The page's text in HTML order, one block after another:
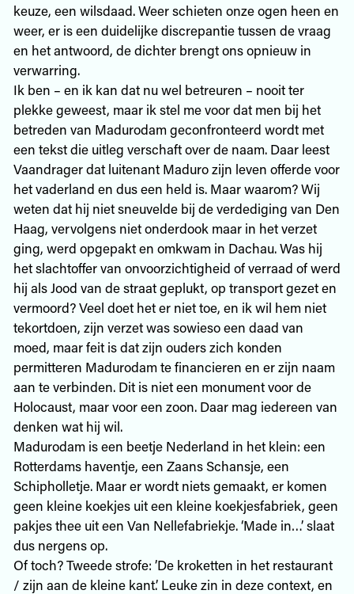
keuze, een wilsdaad. Weer schieten onze ogen heen en
weer, er is een duidelijke discrepantie tussen de vraag
en het antwoord, de dichter brengt ons opnieuw in
verwarring.
Ik ben – en ik kan dat nu wel betreuren – nooit ter
plekke geweest, maar ik stel me voor dat men bij het
betreden van Madurodam geconfronteerd wordt met
een tekst die uitleg verschaft over de naam. Daar leest
Vaandrager dat luitenant Maduro zijn leven offerde voor
het vaderland en dus een held is. Maar waarom? Wij
weten dat hij niet sneuvelde bij de verdediging van Den
Haag, vervolgens niet onderdook maar in het verzet
ging, werd opgepakt en omkwam in Dachau. Was hij
het slachtoffer van onvoorzichtigheid of verraad of werd
hij als Jood van de straat geplukt, op transport gezet en
vermoord? Veel doet het er niet toe, en ik wil hem niet
tekortdoen, zijn verzet was sowieso een daad van
moed, maar feit is dat zijn ouders zich konden
permitteren Madurodam te financieren en er zijn naam
aan te verbinden. Dit is niet een monument voor de
Holocaust, maar voor een zoon. Daar mag iedereen van
denken wat hij wil.
Madurodam is een beetje Nederland in het klein: een
Rotterdams haventje, een Zaans Schansje, een
Schipholletje. Maar er wordt niets gemaakt, er komen
geen kleine koekjes uit een kleine koekjesfabriek, geen
pakjes thee uit een Van Nellefabriekje. ‘Made in…’ slaat
dus nergens op.
Of toch? Tweede strofe: ’De kroketten in het restaurant
/ zijn aan de kleine kant.’ Leuke zin in deze context, en